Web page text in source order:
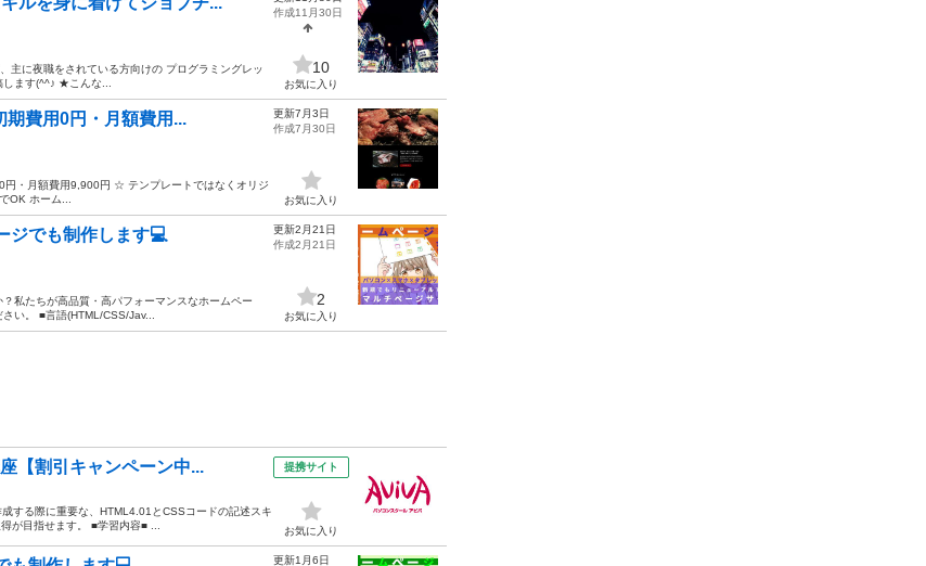
主に夜職をされている方向けの プログラミングレッ
ます(^^♪ ★こんな...
作成11月30日
10
お気に入り
期費用0円・月額費用...
・月額費用9,900円 ☆ テンプレートではなくオリジ
OK ホーム...
更新7月3日
作成7月30日
お気に入り
ジでも制作します💻️
私たちが高品質・高パフォーマンスなホームペー
い。 ■言語(HTML/CSS/Jav...
更新2月21日
作成2月21日
2
お気に入り
【割引キャンペーン中...
する際に重要な、HTML4.01とCSSコードの記述スキ
が目指せます。 ■学習内容■ ...
提携サイト
お気に入り
更新1月6日